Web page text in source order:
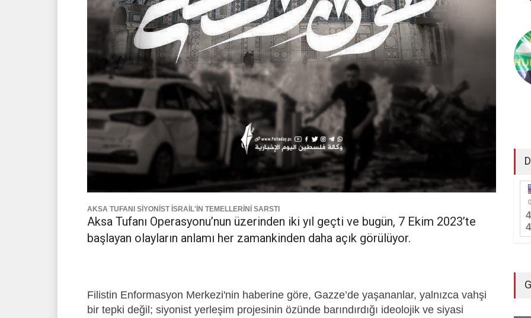
AKSA TUFANI SİYONİST İSRAİL'İN TEMELLERİNİ SARSTI
Aksa Tufanı Operasyonu’nun üzerinden iki yıl geçti ve bugün, 7 Ekim 2023’te
başlayan olayların anlamı her zamankinden daha açık görülüyor.
Filistin Enformasyon Merkezi'nin haberine göre, Gazze’de yaşananlar, yalnızca vahşi
bir tepki değil; siyonist yerleşim projesinin özünde barındırdığı ideolojik ve siyasi